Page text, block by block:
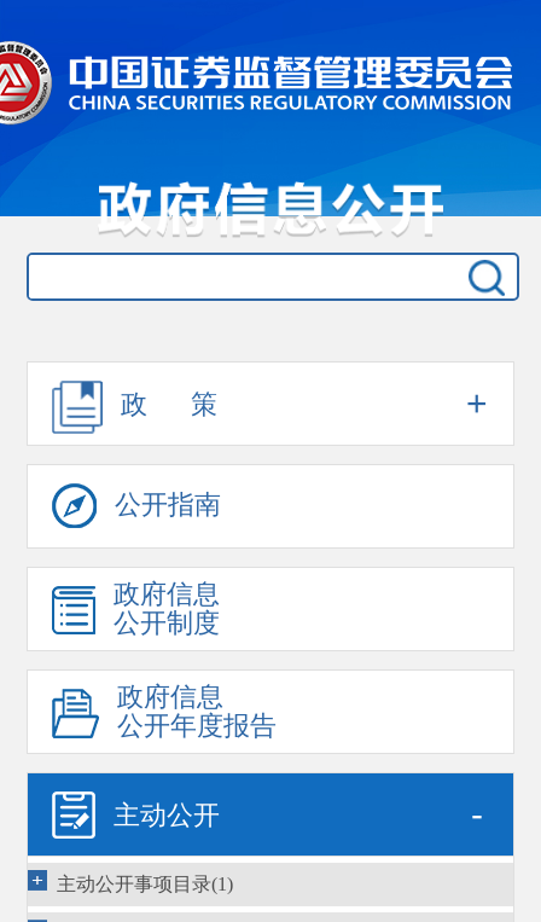
政 策 +
公开指南
政府信息
公开制度
政府信息
公开年度报告
主动公开 -
主动公开事项目录(1)